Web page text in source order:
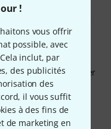
!
vous offrir
possible, avec
inclut, par
des publicités
des
il vous suffit
à des fins de
de marketing en
les plus
et les mieux conçus
précis m'a fait
couture et se fond
intégrante. Autre
en métal. Pour écouter
légèrement le
: un son de
Pour la musique